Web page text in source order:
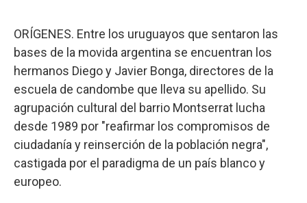
ORÍGENES. Entre los uruguayos que sentaron las
bases de la movida argentina se encuentran los
hermanos Diego y Javier Bonga, directores de la
escuela de candombe que lleva su apellido. Su
agrupación cultural del barrio Montserrat lucha
desde 1989 por "reafirmar los compromisos de
ciudadanía y reinserción de la población negra",
castigada por el paradigma de un país blanco y
europeo.